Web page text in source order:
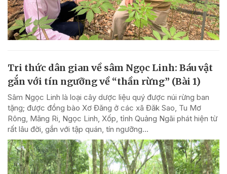
Tri thức dân gian về sâm Ngọc Linh: Báu vật
gắn với tín ngưỡng về “thần rừng” (Bài 1)
Sâm Ngọc Linh là loại cây dược liệu quý được núi rừng ban
tặng; được đồng bào Xơ Đăng ở các xã Đăk Sao, Tu Mơ
Rông, Măng Ri, Ngọc Linh, Xốp, tỉnh Quảng Ngãi phát hiện từ
rất lâu đời, gắn với tập quán, tín ngưỡng...